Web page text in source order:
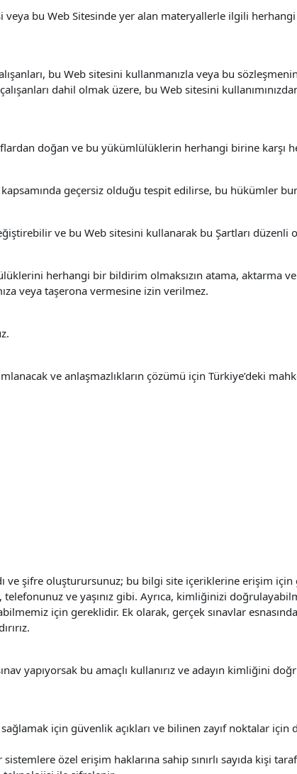
veya bu Web Sitesinde yer alan materyallerle ilgili
bu Web sitesini kullanmanızla veya bu
dahil olmak üzere, bu Web sitesini
doğan ve bu yükümlülüklerin herhangi birine karşı
geçersiz olduğu tespit edilirse, bu hükümler
ve bu Web sitesini kullanarak bu Şartları düzenli
herhangi bir bildirim olmaksızın atama,
veya taşerona vermesine izin verilmez.
ve anlaşmazlıkların çözümü için Türkiye’deki
ve şifre oluşturursunuz; bu bilgi site içeriklerine erişim
telefonunuz ve yaşınız gibi. Ayrıca, kimliğinizi
için gereklidir. Ek olarak, gerçek sınavlar
yapıyorsak bu amaçlı kullanırız ve adayın kimliğini
için güvenlik açıkları ve bilinen zayıf noktalar için
özel erişim haklarına sahip sınırlı sayıda kişi